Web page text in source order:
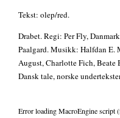
Tekst: olep/red.
Drabet. Regi: Per Fly,
Paalgard. Musikk: Halfdan E.
August, Charlotte Fich,
Dansk tale, norske
Error loading MacroEngine script